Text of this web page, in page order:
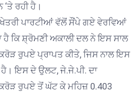
‘ਤੇ ਰਹੀ ਹੈ।
ਪਾਰਟੀਆਂ ਵੱਲੋਂ ਸੌਂਪੇ ਗਏ ਵੇਰਵਿਆਂ
ਕਿ ਸ਼੍ਰੋਮਣੀ ਅਕਾਲੀ ਦਲ ਨੇ ਇਸ ਸਾਲ
ਰੁਪਏ ਪ੍ਰਾਪਤ ਕੀਤੇ, ਜਿਸ ਨਾਲ ਇਸ
ਇਸ ਦੇ ਉਲਟ, ਜੇ.ਜੇ.ਪੀ. ਦਾ
ਕਰੋੜ ਰੁਪਏ ਤੋਂ ਘੱਟ ਕੇ ਮਹਿਜ਼ 0.403